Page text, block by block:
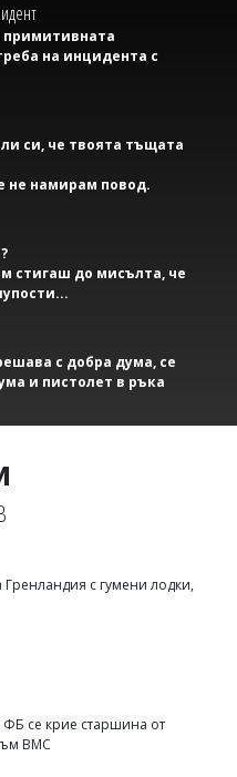
примитивната
на инцидента с
си, че твоята тъщата
не намирам повод.
стигаш до мисълта, че
с добра дума, се
и пистолет в ръка
с гумени лодки,
се крие старшина от
ВМС